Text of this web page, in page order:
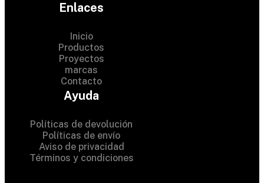
Enlaces
Inicio
Productos
Proyectos
marcas
Contacto
Ayuda
Políticas de devolución
Políticas de envío
Aviso de privacidad
Términos y condiciones